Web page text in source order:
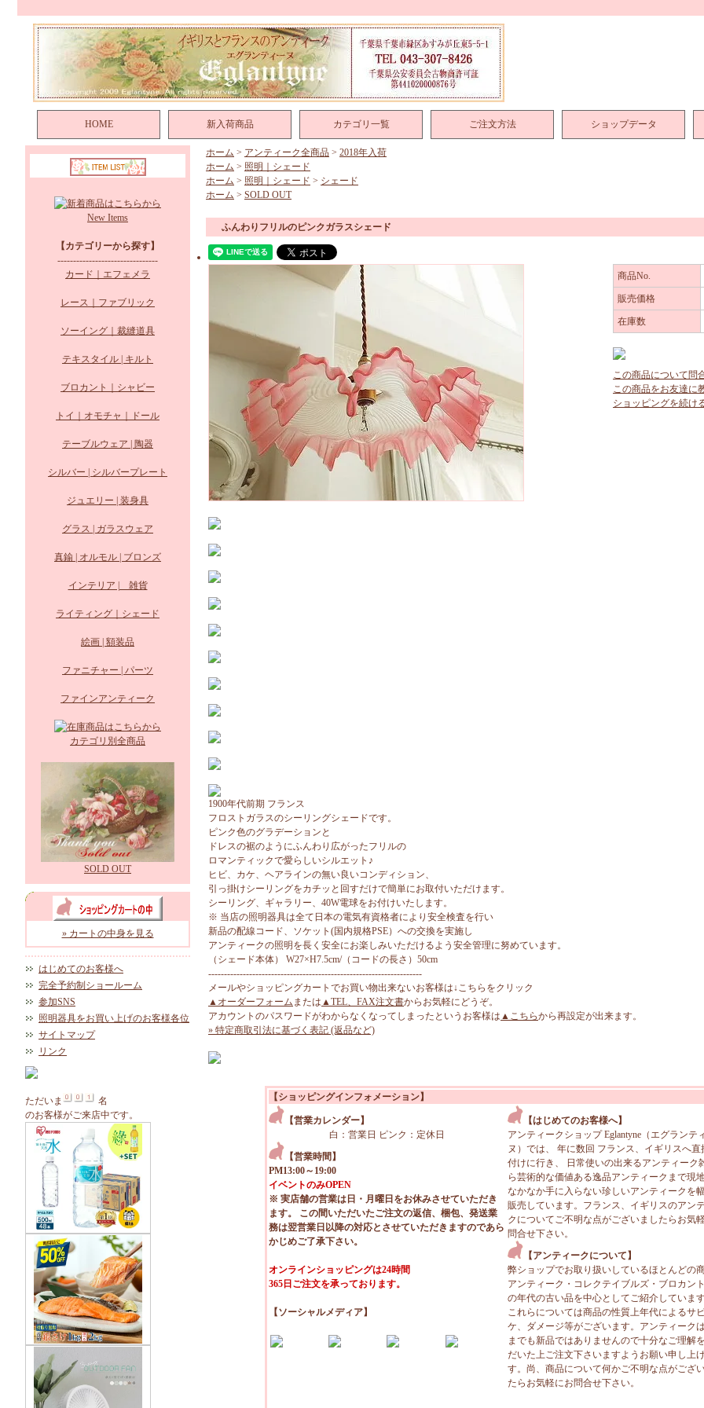
HOME 新入荷商品 カテゴリ一覧 ご注文方法 ショップデータ
New Items
【カテゴリーから探す】
--------------------------------
カード｜エフェメラ
レース｜ファブリック
ソーイング｜裁縫道具
テキスタイル | キルト
ブロカント｜シャビー
トイ｜オモチャ｜ドール
テーブルウェア | 陶器
シルバー | シルバープレート
ジュエリー | 装身具
グラス | ガラスウェア
真鍮 | オルモル | ブロンズ
インテリア | 雑貨
ライティング｜シェード
絵画 | 額装品
ファニチャー | パーツ
ファインアンティーク
カテゴリ別全商品
SOLD OUT
» カートの中身を見る
はじめてのお客様へ
完全予約制ショールーム
参加SNS
照明器具をお買い上げのお客様各位
サイトマップ
リンク
ただいま
名
のお客様がご来店中です。
ホーム > アンティーク全商品 > 2018年入荷
ホーム > 照明｜シェード
ホーム > 照明｜シェード > シェード
ホーム > SOLD OUT
ふんわりフリルのピンクガラスシェード
商品No.
販売価格
在庫数
この商品について問
この商品をお友達に
ショッピングを続け
1900年代前期 フランス
フロストガラスのシーリングシェードです。
ピンク色のグラデーションと
ドレスの裾のようにふんわり広がったフリルの
ロマンティックで愛らしいシルエット♪
ヒビ、カケ、ヘアラインの無い良いコンディション、
引っ掛けシーリングをカチッと回すだけで簡単にお取付いただけます。
シーリング、ギャラリー、40W電球をお付けいたします。
※ 当店の照明器具は全て日本の電気有資格者により安全検査を行い
新品の配線コード、ソケット(国内規格PSE）への交換を実施し
アンティークの照明を長く安全にお楽しみいただけるよう安全管理に努めています。
（シェード本体） W27×H7.5cm/（コードの長さ）50cm
--------------------------------------------------------------------
メールやショッピングカートでお買い物出来ないお客様は↓こちらをクリック
▲オーダーフォーム または ▲TEL、FAX注文書からお気軽にどうぞ。
アカウントのパスワードがわからなくなってしまったというお客様は ▲こちらから再設定が出来ます。
» 特定商取引法に基づく表記 (返品など)
【ショッピングインフォメーション】
【営業カレンダー】
白：営業日 ピンク：定休日
【営業時間】
PM13:00～19:00
イベントのみOPEN
※ 実店舗の営業は日・月曜日をお休みさせていただき
ます。 この間いただいたご注文の返信、梱包、発送業
務は翌営業日以降の対応とさせていただきますのであら
かじめご了承下さい。
オンラインショッピングは24時間
365日ご注文を承っております。
【ソーシャルメディア】
【はじめてのお客様へ】
アンティークショップ Eglantyne（エグランテ
ヌ）では、 年に数回 フランス、イギリスへ直
付けに行き、 日常使いの出来るアンティーク
ら芸術的な価値ある逸品アンティークまで現
なかなか手に入らない珍しいアンティークを
販売しています。フランス、イギリスのアン
クについてご不明な点がございましたらお気
問合せ下さい。
【アンティークについて】
弊ショップでお取り扱いしているほとんどの
アンティーク・コレクテイブルズ・ブロカン
の年代の古い品を中心としてご紹介しています
これらについては商品の性質上年代によるサ
ケ、ダメージ等がございます。アンティーク
までも新品ではありませんので十分なご理解
だいた上ご注文下さいますようお願い申し上
す。尚、商品について何かご不明な点がござ
たらお気軽にお問合せ下さい。